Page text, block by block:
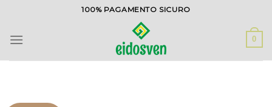
contenuti
100% PAGAMENTO SICURO
0